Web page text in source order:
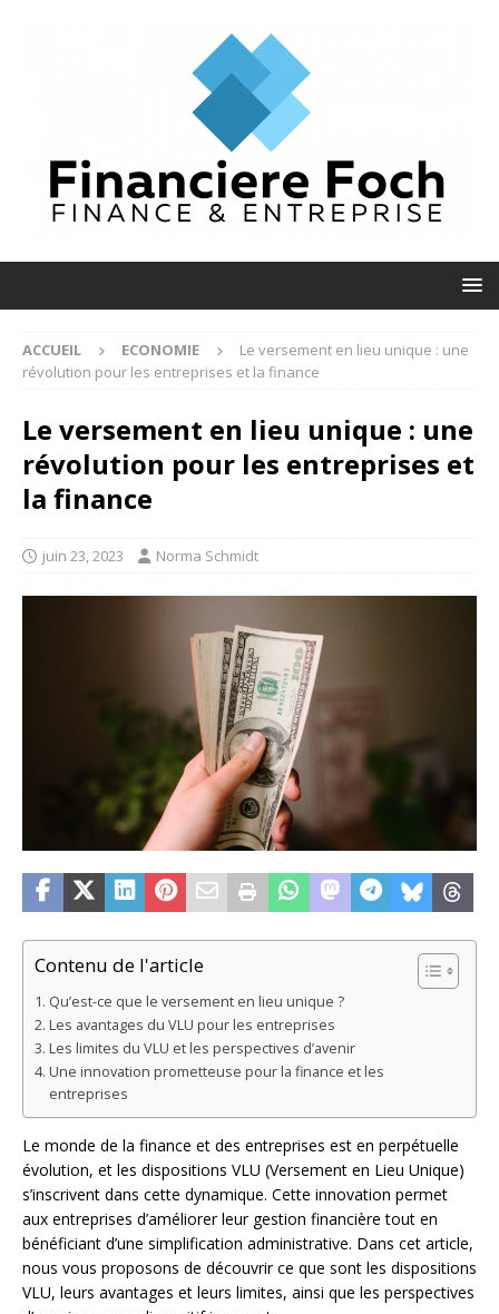
ACCUEIL ECONOMIE
Le versement en lieu unique : une
révolution pour les entreprises et la finance
Le versement en lieu unique : une
révolution pour les entreprises et
la finance
juin 23, 2023 Norma Schmidt
Contenu de l'article
Qu’est-ce que le versement en lieu unique ?
Les avantages du VLU pour les entreprises
Les limites du VLU et les perspectives d’avenir
Une innovation prometteuse pour la finance et les
entreprises
Le monde de la finance et des entreprises est en perpétuelle
évolution, et les dispositions VLU (Versement en Lieu Unique)
s’inscrivent dans cette dynamique. Cette innovation permet
aux entreprises d’améliorer leur gestion financière tout en
bénéficiant d’une simplification administrative. Dans cet article,
nous vous proposons de découvrir ce que sont les dispositions
VLU, leurs avantages et leurs limites, ainsi que les perspectives